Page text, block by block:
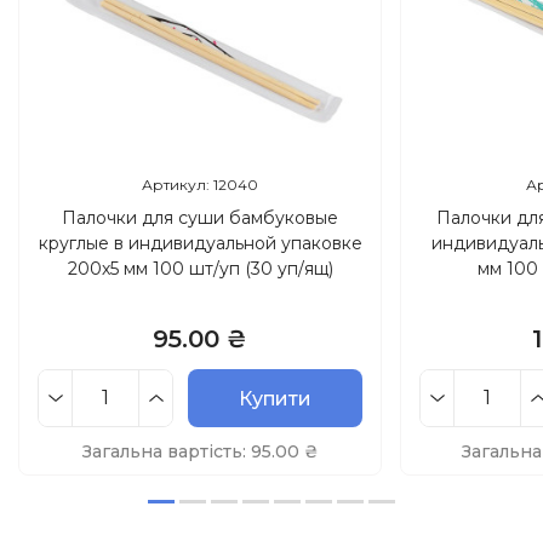
Артикул: 12040
Палочки для суши бамбуковые
круглые в индивидуальной упаковке
200х5 мм 100 шт/уп (30 уп/ящ)
95.00 ₴
Купити
Загальна вартість: 95.00 ₴
Палочки
мм 100